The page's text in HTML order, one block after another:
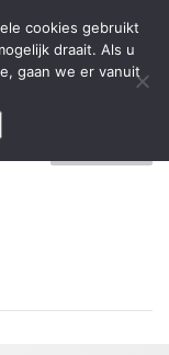
zaken aannemen
Privacybeleid
cookies gebruikt
draait. Als u
gaan we er vanuit